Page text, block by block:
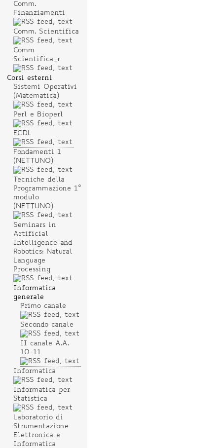
Comm.
Finanziamenti
Comm. Scientifica
Comm
Scientifica_r
Corsi esterni
Sistemi Operativi
(Matematica)
Perl e Bioperl
ECDL
Fondamenti 1
(NETTUNO)
Tecniche della
Programmazione 1°
modulo
(NETTUNO)
Seminars in
Artificial
Intelligence and
Robotics: Natural
Language
Processing
Informatica
generale
Primo canale
Secondo canale
II canale A.A.
10-11
Informatica
Informatica per
Statistica
Laboratorio di
Strumentazione
Elettronica e
Informatica